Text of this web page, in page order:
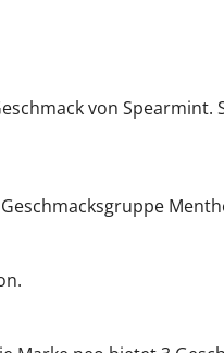
von